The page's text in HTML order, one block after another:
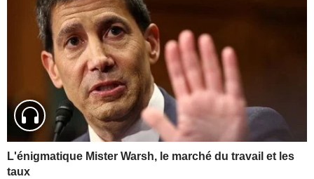
L'énigmatique Mister Warsh, le marché du travail et les
taux